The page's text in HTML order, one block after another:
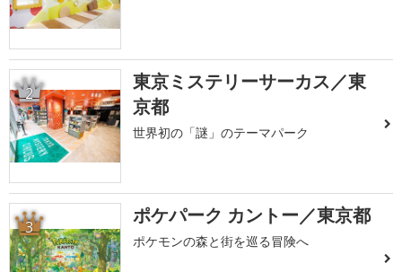
2
東京ミステリーサーカス／東
京都
世界初の「謎」のテーマパーク
3 ポケパーク カントー／東京都
ポケモンの森と街を巡る冒険へ